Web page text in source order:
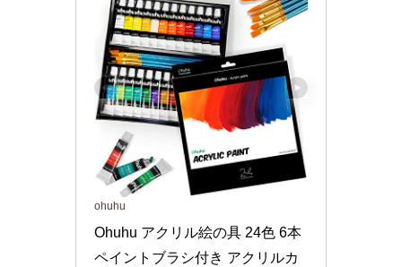
ohuhu
Ohuhu アクリル絵の具 24色 6本
ペイントブラシ付き アクリルカ